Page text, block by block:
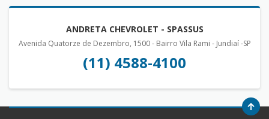
ANDRETA CHEVROLET - SPASSUS
Avenida Quatorze de Dezembro, 1500 - Bairro Vila Rami - Jundiaí -SP
(11) 4588-4100